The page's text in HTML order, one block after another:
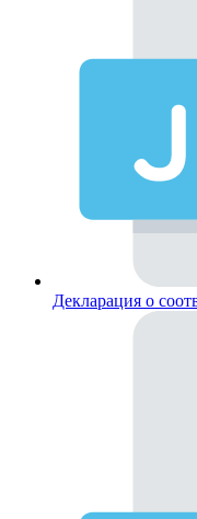
Декларация о